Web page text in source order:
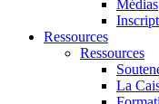
Médias
Ressources
Ressources
La